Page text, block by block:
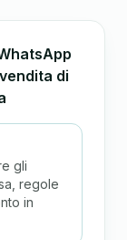
di
gli
regole
in